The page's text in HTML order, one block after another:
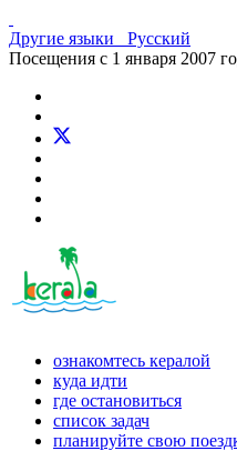
Другие языки
Русский
Посещения с 1 января 2007
ознакомтесь кералой
куда идти
где остановиться
список задач
планируйте свою